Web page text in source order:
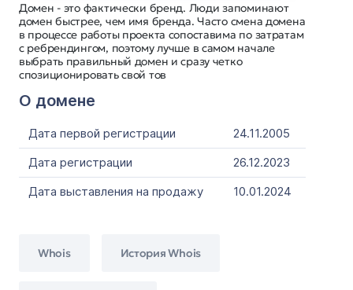
Домен - это фактически бренд. Люди запоминают
домен быстрее, чем имя бренда. Часто смена домена
в процессе работы проекта сопоставима по затратам
с ребрендингом, поэтому лучше в самом начале
выбрать правильный домен и сразу четко
спозиционировать свой тов
О домене
Дата первой регистрации
24.11.2005
Дата регистрации
26.12.2023
Дата выставления на продажу
10.01.2024
Whois История Whois